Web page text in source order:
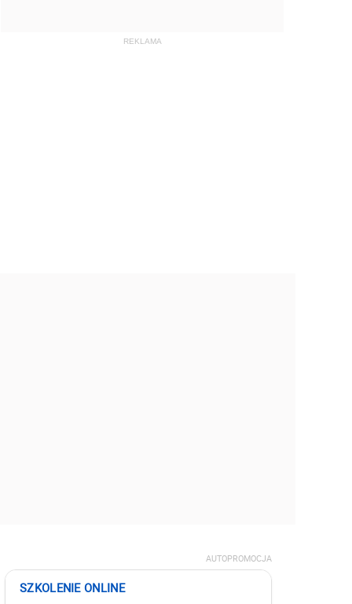
AUTOPROMOCJA
SZKOLENIE ONLINE